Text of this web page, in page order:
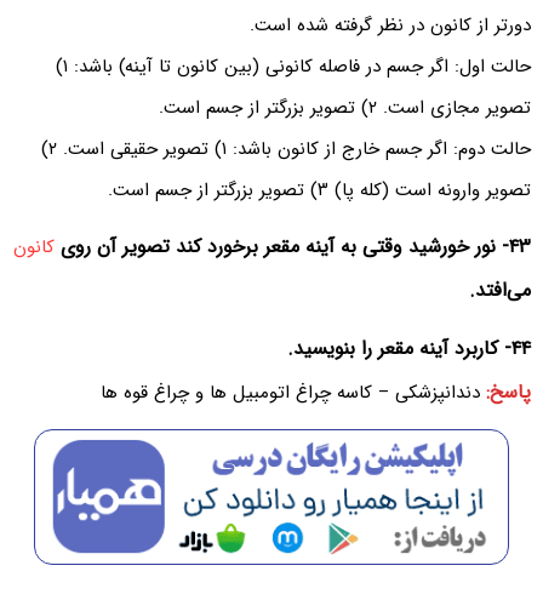
دورتر از کانون در نظر گرفته شده است.
حالت اول: اگر جسم در فاصله کانونی (بین کانون تا آینه) باشد: ۱‍)
تصویر مجازی است. ۲) تصویر بزرگتر از جسم است.
حالت دوم: اگر جسم خارج از کانون باشد: ۱) تصویر حقیقی است. ۲)
تصویر وارونه است (کله پا) ۳) تصویر بزرگتر از جسم است.
۴۳- نور خورشید وقتی به آینه مقعر برخورد کند تصویر آن روی کانون
می‌افتد.
۴۴- کاربرد آینه مقعر را بنویسید.
پاسخ: دندانپزشکی – کاسه چراغ اتومبیل ها و چراغ قوه ها